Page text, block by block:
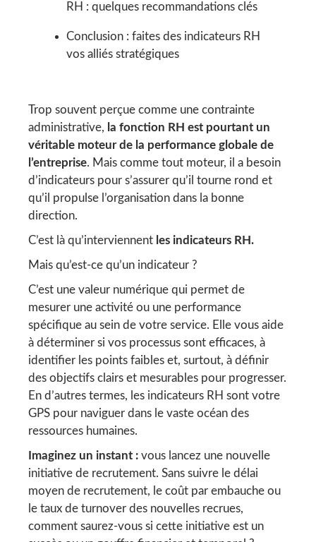
RH : quelques recommandations clés
Conclusion : faites des indicateurs RH
vos alliés stratégiques
Trop souvent perçue comme une contrainte
administrative, la fonction RH est pourtant un
véritable moteur de la performance globale de
l’entreprise. Mais comme tout moteur, il a besoin
d’indicateurs pour s’assurer qu’il tourne rond et
qu’il propulse l’organisation dans la bonne
direction.
C’est là qu’interviennent les indicateurs RH.
Mais qu’est-ce qu’un indicateur ?
C’est une valeur numérique qui permet de
mesurer une activité ou une performance
spécifique au sein de votre service. Elle vous aide
à déterminer si vos processus sont efficaces, à
identifier les points faibles et, surtout, à définir
des objectifs clairs et mesurables pour progresser.
En d’autres termes, les indicateurs RH sont votre
GPS pour naviguer dans le vaste océan des
ressources humaines.
Imaginez un instant : vous lancez une nouvelle
initiative de recrutement. Sans suivre le délai
moyen de recrutement, le coût par embauche ou
le taux de turnover des nouvelles recrues,
comment saurez-vous si cette initiative est un